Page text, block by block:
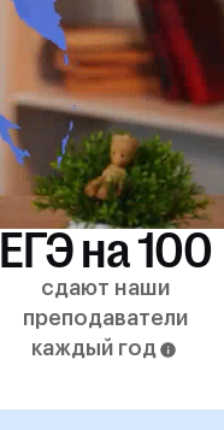
ЕГЭ на 100
сдают наши
преподаватели
каждый год